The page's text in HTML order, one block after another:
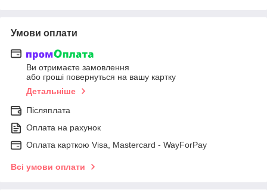
Умови оплати
Ви отримаєте замовлення
або гроші повернуться на вашу картку
Детальніше
Післяплата
Оплата на рахунок
Оплата карткою Visa, Mastercard - WayForPay
Всі умови оплати